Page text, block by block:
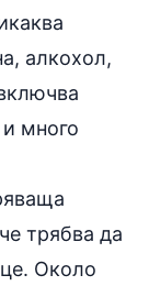
алкохол,
много
трябва да
Около